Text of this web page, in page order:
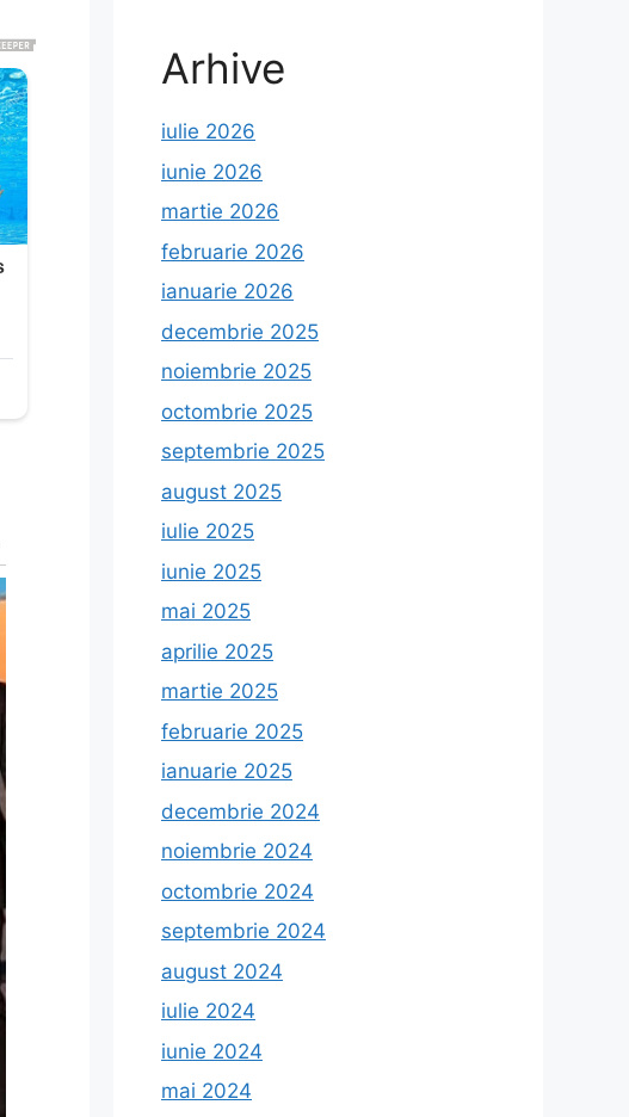
Arhive
iulie 2026
iunie 2026
martie 2026
februarie 2026
ianuarie 2026
decembrie 2025
noiembrie 2025
octombrie 2025
septembrie 2025
august 2025
iulie 2025
iunie 2025
mai 2025
aprilie 2025
martie 2025
februarie 2025
ianuarie 2025
decembrie 2024
noiembrie 2024
octombrie 2024
septembrie 2024
august 2024
iulie 2024
iunie 2024
mai 2024